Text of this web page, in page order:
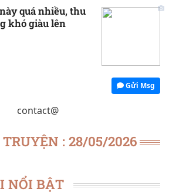
quá nhiều, thu
khó giàu lên
Gửi Msg
contact@
TRUYỆN : 28/05/2026
NỔI BẬT